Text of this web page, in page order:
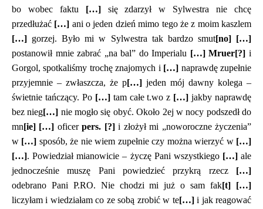
Z
Ż
bo wobec faktu […]się zdarzył w Sylwestra nie chcę
przedłużać […] ani o jeden dzień mimo tego że z moim kaszlem
[…] gorzej. Było mi w Sylwestra tak bardzo smut[no] […]
postanowił mnie zabrać „na bal” do Imperialu […] Mruer[?] i
Gorgol, spotkaliśmy trochę znajomych i […] naprawdę zupełnie
przyjemnie – zwłaszcza, że p[…] jeden mój dawny kolega –
świetnie tańczący. Po […]tam całe t.wo z […] jakby naprawdę
bez nieg[…] nie mogło się obyć. Około 2ej w nocy podszedł do
mn[ie] […] oficerpers. [?]i złożył mi „noworoczne życzenia”
w […] sposób, że nie wiem zupełnie czy można wierzyć w […]
[…]. Powiedział mianowicie – życzę Pani wszystkiego […]ale
jednocześnie muszę Pani powiedzieć przykrą rzecz […]
odebrano Pani P.RO. Nie chodzi mi już o sam fak[t] […]
liczyłam i wiedziałam co ze sobą zrobić w te[…]i jak reagować